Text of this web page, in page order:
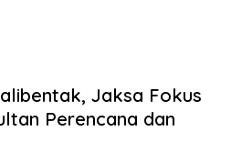
Jaksa Fokus
Perencana dan